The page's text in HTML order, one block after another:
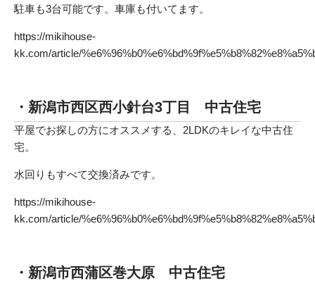
駐車も3台可能です。車庫も付いてます。
https://mikihouse-
kk.com/article/
・新潟市西区西小針台3丁目 中古住宅
平屋でお探しの方にオススメする、2LDKのキレイな中古住
宅。
水回りもすべて交換済みです。
https://mikihouse-
kk.com/article/
・新潟市西蒲区巻大原 中古住宅